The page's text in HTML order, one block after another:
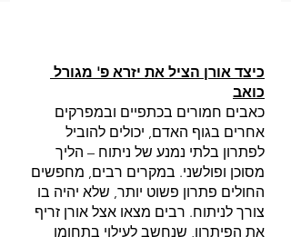
כיצד אורן הציל את יזרא פ' מגורל
כואב
כאבים חמורים בכתפיים ובמפרקים
אחרים בגוף האדם, יכולים להוביל
לפתרון בלתי נמנע של ניתוח – הליך
מסוכן ופולשני. במקרים רבים, מחפשים
החולים פתרון פשוט יותר, שלא יהיה בו
צורך לניתוח. רבים מצאו אצל אורן זריף
את הפיתרון, שנחשב לעילוי בתחומו